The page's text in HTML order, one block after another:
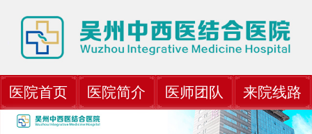
医院首页 医院简介 医师团队 来院线路